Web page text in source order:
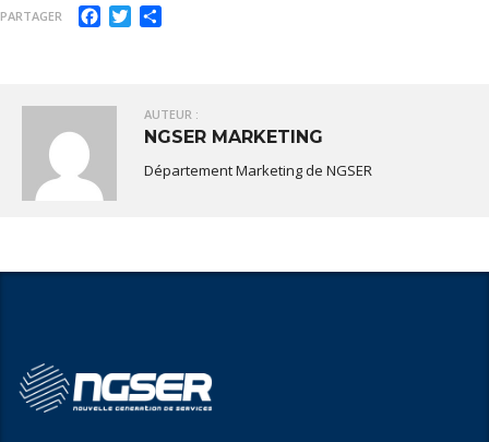
PARTAGER Facebook
Twitter
AUTEUR :
NGSER MARKETING
Département Marketing de NGSER